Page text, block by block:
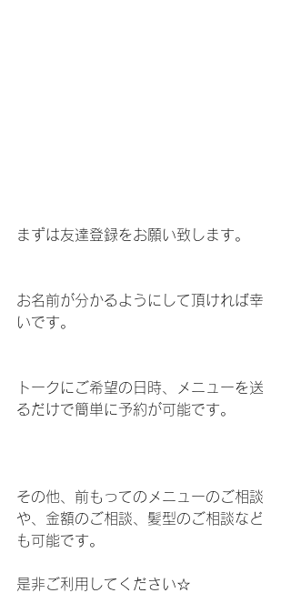
まずは友達登録をお願い致します。
お名前が分かるようにして頂ければ幸
いです。
トークにご希望の日時、メニューを送
るだけで簡単に予約が可能です。
その他、前もってのメニューのご相談
や、金額のご相談、髪型のご相談など
も可能です。
是非ご利用してください☆